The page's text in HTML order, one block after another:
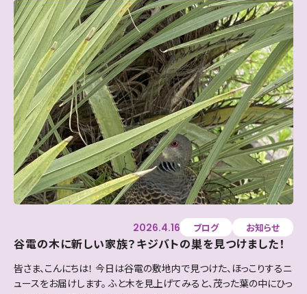
谷電の木に新しい家族？キジバトの巣を見つけました！
2026.4.16 ブログ お知らせ
皆さま、こんにちは！ 今日は谷電の敷地内で見つけた、ほっこりするニ
ュースをお届けします。 ふと木を見上げてみると、茂った葉の中にひっ